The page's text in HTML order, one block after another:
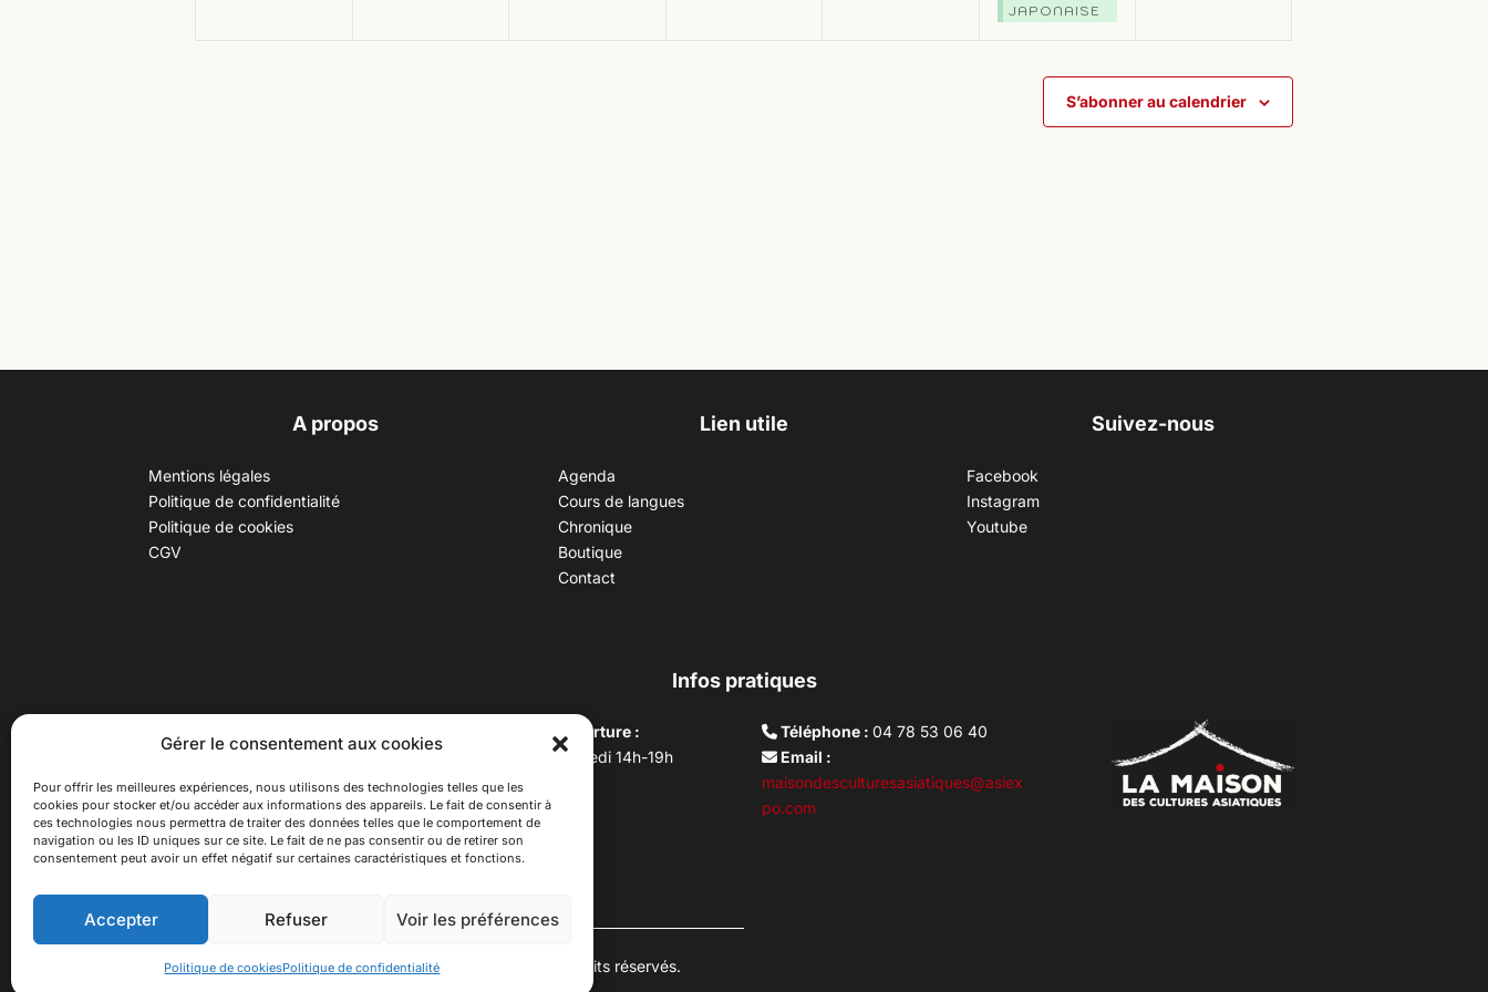
Gérer le consentement aux cookies
Pour offrir les meilleures expériences, nous utilisons des technologies telles que les
cookies pour stocker et/ou accéder aux informations des appareils. Le fait de consentir à
ces technologies nous permettra de traiter des données telles que le comportement de
navigation ou les ID uniques sur ce site. Le fait de ne pas consentir ou de retirer son
consentement peut avoir un effet négatif sur certaines caractéristiques et fonctions.
Accepter Refuser Voir les préférences
Politique de cookiesPolitique de confidentialité
JAPONAISE
S’abonner au calendrier
A propos
Mentions légales
Politique de confidentialité
Politique de cookies
CGV
Lien utile
Agenda
Cours de langues
Chronique
Boutique
Contact
Suivez-nous
Facebook
Instagram
Youtube
Infos pratiques
(adresse postale : 62 rue St
Maximin, 69003 Lyon)
à 100 mètres du métro D Monplaisir
Lumière, T3 Dauphiné Lacassagne,
bus C16 Dr Rebatel
Horaires d’ouverture :
Du mardi au vendredi 14h-19h
Samedi 10h –17h
Fermeture lundi
Téléphone :04 78 53 06 40
Email :
maisondesculturesasiatiques@asiex
po.com
© 2026 Asiexpo — Maison des Cultures Asiatiques. Tous droits réservés.